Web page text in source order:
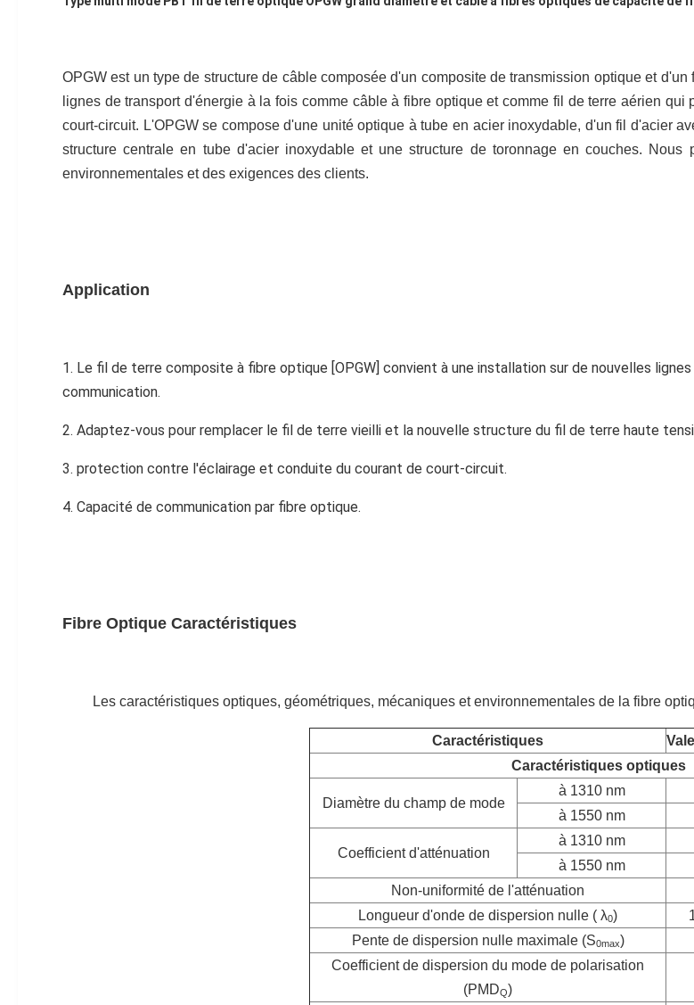
OPGW est un type de structure de câble composée d'un composite de transmission optique et
lignes de transport d'énergie à la fois comme câble à fibre optique et comme fil de terre aérien
court-circuit. L'OPGW se compose d'une unité optique à tube en acier inoxydable, d'un fil d'acier
structure centrale en tube d'acier inoxydable et une structure de toronnage en couches.
environnementales et des exigences des clients.
Application
1. Le fil de terre composite à fibre optique [OPGW] convient à une installation sur de nouvelles
communication.
2. Adaptez-vous pour remplacer le fil de terre vieilli et la nouvelle structure du fil de terre haute
3. protection contre l'éclairage et conduite du courant de court-circuit.
4. Capacité de communication par fibre optique.
Fibre Optique Caractéristiques
Les caractéristiques optiques, géométriques, mécaniques et environnementales de la fibre
Caractéristiques
Caractéristiques optiques
Diamètre du champ de mode
à 1310 nm
à 1550 nm
Coefficient d'atténuation
à 1310 nm
à 1550 nm
Non-uniformité de l'atténuation
Longueur d'onde de dispersion nulle ( λ0)
Pente de dispersion nulle maximale (S0max)
Coefficient de dispersion du mode de polarisation
(PMDQ)